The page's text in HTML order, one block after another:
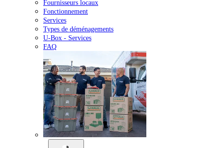
Fournisseurs locaux
Fonctionnement
Services
Types de déménagements
U-Box - Services
FAQ